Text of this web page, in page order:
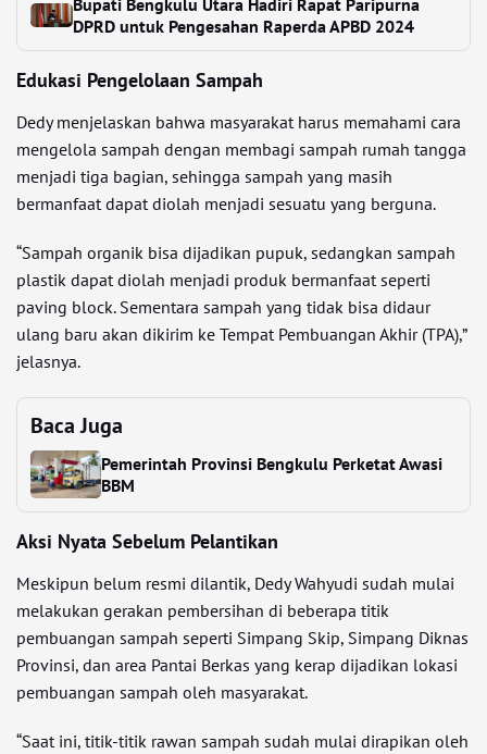
Bupati Bengkulu Utara Hadiri Rapat Paripurna
DPRD untuk Pengesahan Raperda APBD 2024
Edukasi Pengelolaan Sampah
Dedy menjelaskan bahwa masyarakat harus memahami cara
mengelola sampah dengan membagi sampah rumah tangga
menjadi tiga bagian, sehingga sampah yang masih
bermanfaat dapat diolah menjadi sesuatu yang berguna.
“Sampah organik bisa dijadikan pupuk, sedangkan sampah
plastik dapat diolah menjadi produk bermanfaat seperti
paving block. Sementara sampah yang tidak bisa didaur
ulang baru akan dikirim ke Tempat Pembuangan Akhir (TPA),”
jelasnya.
Baca Juga
Pemerintah Provinsi Bengkulu Perketat Awasi
BBM
Aksi Nyata Sebelum Pelantikan
Meskipun belum resmi dilantik, Dedy Wahyudi sudah mulai
melakukan gerakan pembersihan di beberapa titik
pembuangan sampah seperti Simpang Skip, Simpang Diknas
Provinsi, dan area Pantai Berkas yang kerap dijadikan lokasi
pembuangan sampah oleh masyarakat.
“Saat ini, titik-titik rawan sampah sudah mulai dirapikan oleh